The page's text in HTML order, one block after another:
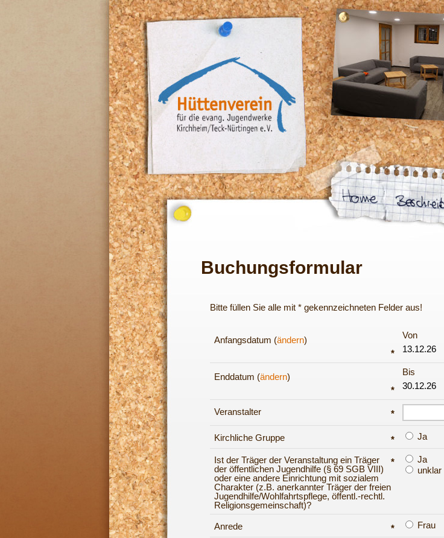
Buchungsformular
Bitte füllen Sie alle mit * gekennzeichneten Felder aus!
Anfangsdatum (ändern)
*
Von
Enddatum (ändern)
*
Bis
*
Veranstalter
*
Kirchliche Gruppe Ja
*
Ist der Träger der Veranstaltung ein Träger
der öffentlichen Jugendhilfe (§ 69 SGB VIII)
oder eine andere Einrichtung mit sozialem
Charakter (z.B. anerkannter Träger der freien
Jugendhilfe/Wohlfahrtspflege, öffentl.-rechtl.
Religionsgemeinschaft)?
Ja
unklar
*
Anrede Frau